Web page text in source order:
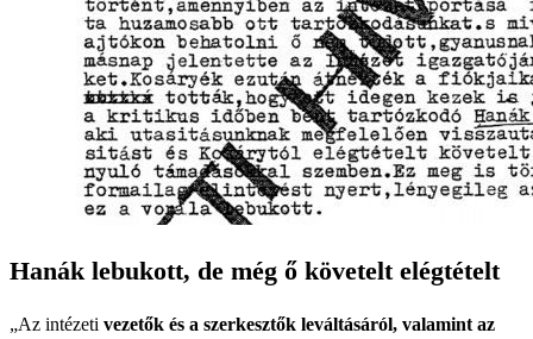
Hanák lebukott, de még ő követelt elégtételt
„Az intézeti vezetők és a szerkesztők leváltásáról, valamint az